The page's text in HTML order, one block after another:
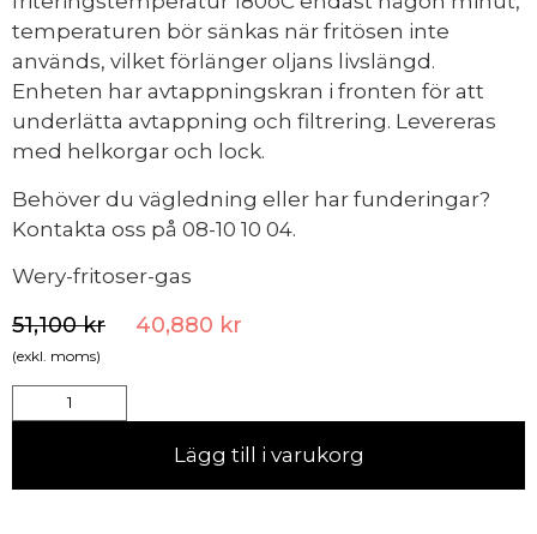
temperaturen bör sänkas när fritösen inte
används, vilket förlänger oljans livslängd.
Enheten har avtappningskran i fronten för att
underlätta avtappning och filtrering. Levereras
med helkorgar och lock.
Behöver du vägledning eller har funderingar?
Kontakta oss på 08-10 10 04.
Wery-fritoser-gas
51,100kr 40,880 kr
(exkl. moms)
Lägg till i varukorg